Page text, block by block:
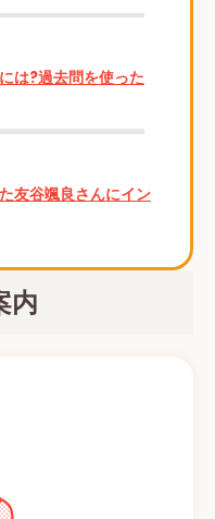
は?過去問を使った
友谷颯良さんにイン
内